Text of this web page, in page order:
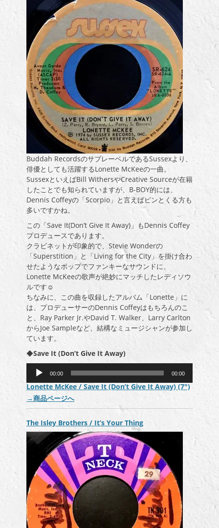
Buddah RecordsのサブレーベルであるSussexより、
俳優としても活躍するLonette McKeeの一曲。
SussexといえばBill WithersやCreative Sourceが在籍
したことでも知られていますが、B-BOY的には、
Dennis Coffeyの「Scorpio」と言えばピンとくる方も
多いですかね。
この「Save It(Don’t Give It Away)」もDennis Coffey
プロデュースであります。
クラビネットが印象的で、Stevie Wonderの
「Superstition」と「Living for the City」を掛け合わ
せたようなポップでファンキーなサウンドに、
Lonette McKeeの歌声が絶妙にマッチしたレディソウ
ルです☺
ちなみに、この曲を収録したアルバム「Lonette」に
は、プロデューサーのDennis Coffeyはもちろんのこ
と、Ray Parker Jr.やDavid T. Walker、Larry Carlton
からJoe Sampleなど、結構なミュージシャンが参加し
ています。
◆Save It (Don’t Give It Away)
プ
レ
ー
ヤ
ー
00:00 00:00
Lonette McKee / Save It (Don’t Give It Away) (7″)
→商品ページへ
The Isley Brothers / It’s Your Thing